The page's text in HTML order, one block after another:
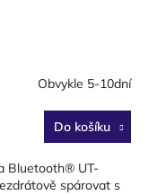
Obvykle 5-10dní
Do košíku
Bluetooth® UT-
spárovat s